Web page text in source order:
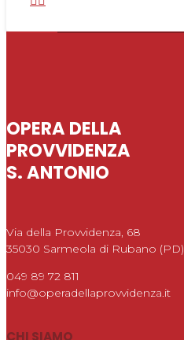
OPERA DELLA
PROVVIDENZA
S. ANTONIO
Via della Provvidenza, 68
35030 Sarmeola di Rubano (PD)
049 89 72 811
info@operadellaprovvidenza.it
CHI SIAMO